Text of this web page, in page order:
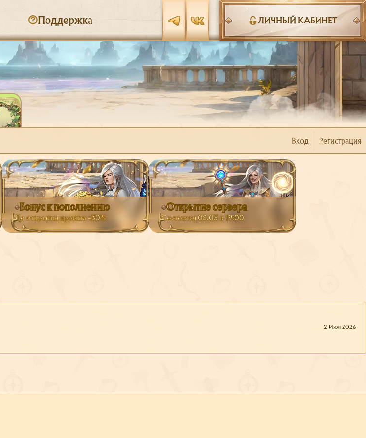
Поддержка ЛИЧНЫЙ КАБИНЕТ
Вход Регистрация
Бонус к пополнению
До открытия проекта +30%
Открытие сервера
Состоится 08.05 в 19:00
2 Июл 2026